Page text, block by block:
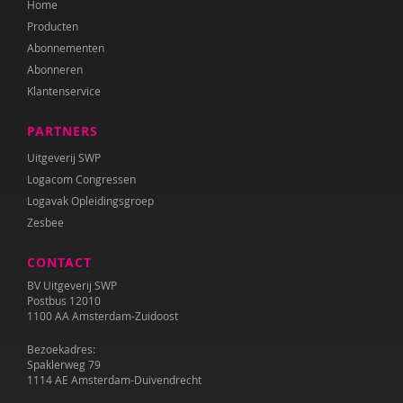
Annet Weterings
Iris Wierdsma
Merel van der Wouden
Home
Producten
Abonnementen
Abonneren
Klantenservice
PARTNERS
Uitgeverij SWP
Logacom Congressen
Logavak Opleidingsgroep
Zesbee
CONTACT
BV Uitgeverij SWP
Postbus 12010
1100 AA Amsterdam-Zuidoost
Bezoekadres:
Spaklerweg 79
1114 AE Amsterdam-Duivendrecht